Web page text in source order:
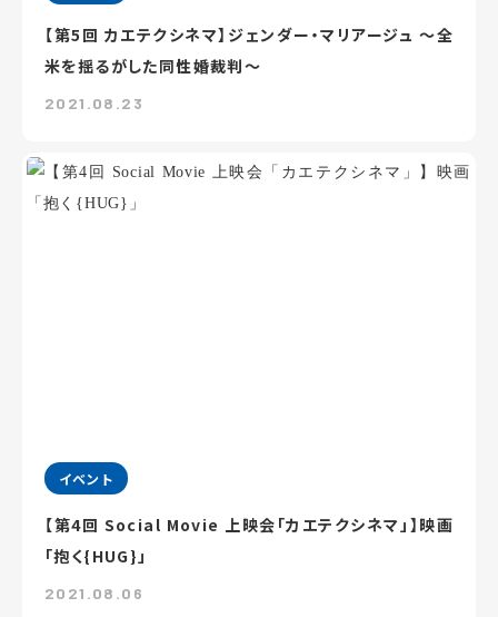
【第5回 カエテクシネマ】ジェンダー・マリアージュ ～全
米を揺るがした同性婚裁判～
2021.08.23
イベント
【第4回 Social Movie 上映会「カエテクシネマ」】映画
「抱く{HUG}」
2021.08.06